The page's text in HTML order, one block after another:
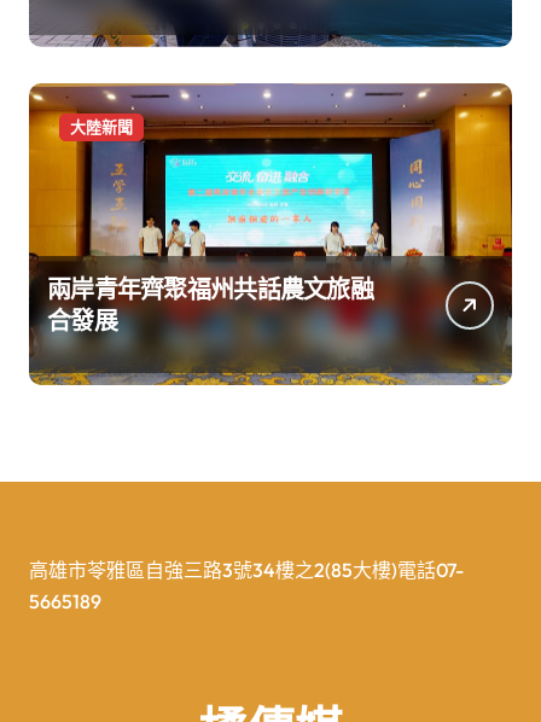
大陸新聞
兩岸青年齊聚福州共話農文旅融
合發展
高雄市苓雅區自強三路3號34樓之2(85大樓)電話07-
5665189